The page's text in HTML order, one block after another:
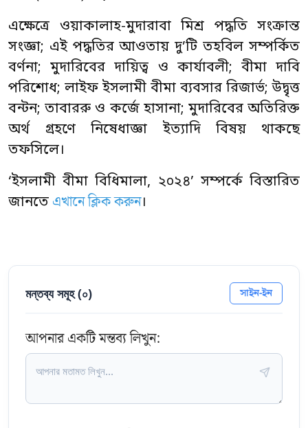
এক্ষেত্রে ওয়াকালাহ-মুদারাবা মিশ্র পদ্ধতি সংক্রান্ত
সংজ্ঞা; এই পদ্ধতির আওতায় দু’টি তহবিল সম্পর্কিত
বর্ণনা; মুদারিবের দায়িত্ব ও কার্যাবলী; বীমা দাবি
পরিশোধ; লাইফ ইসলামী বীমা ব্যবসার রিজার্ভ; উদ্বৃত্ত
বন্টন; তাবাররু ও কর্জে হাসানা; মুদারিবের অতিরিক্ত
অর্থ গ্রহণে নিষেধাজ্ঞা ইত্যাদি বিষয় থাকছে
তফসিলে।
‘ইসলামী বীমা বিধিমালা, ২০২৪’ সম্পর্কে বিস্তারিত
জানতে এখানে ক্লিক করুন।
মন্তব্য সমূহ (০) সাইন-ইন
আপনার একটি মন্তব্য লিখুন: